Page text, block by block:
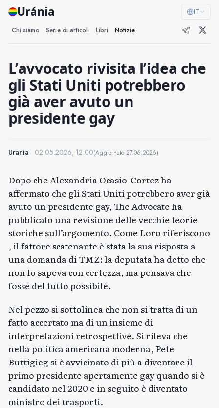
Uránia IT
Chi siamo Serie di articoli Libri Notizie
L’avvocato rivisita l’idea che
gli Stati Uniti potrebbero
già aver avuto un
presidente gay
Urania 02.05.2026, 12:00(Aggiornato 27.06.2026)
Dopo che Alexandria Ocasio-Cortez ha
affermato che gli Stati Uniti potrebbero aver già
avuto un presidente gay, The Advocate ha
pubblicato una revisione delle vecchie teorie
storiche sull’argomento. Come Loro riferiscono
, il fattore scatenante è stata la sua risposta a
una domanda di TMZ: la deputata ha detto che
non lo sapeva con certezza, ma pensava che
fosse del tutto possibile.
Nel pezzo si sottolinea che non si tratta di un
fatto accertato ma di un insieme di
interpretazioni retrospettive. Si rileva che
nella politica americana moderna, Pete
Buttigieg si è avvicinato di più a diventare il
primo presidente apertamente gay quando si è
candidato nel 2020 e in seguito è diventato
ministro dei trasporti.